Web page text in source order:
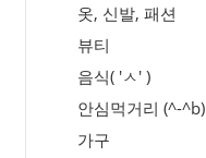
옷, 신발, 패션
뷰티
음식( 'ㅅ' )
안심먹거리 (^-^b)
가구